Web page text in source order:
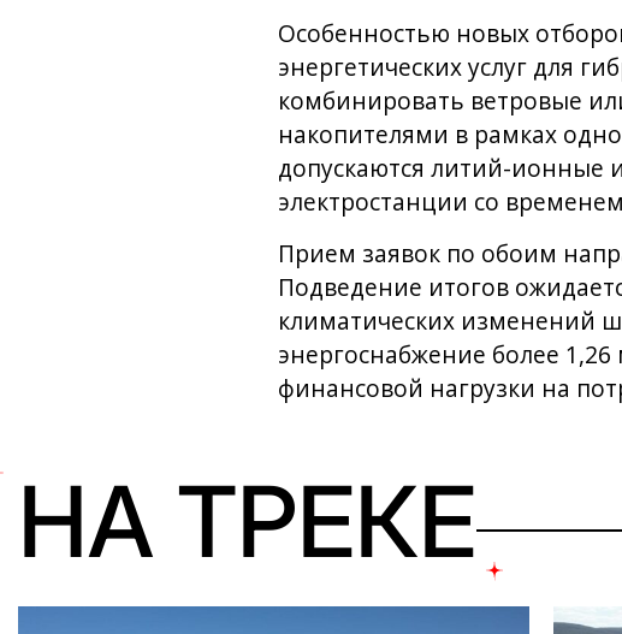
Особенностью новых
энергетических услуг для
комбинировать ветровые
накопителями в рамках
допускаются литий-ионные
электростанции со
Прием заявок по обоим
Подведение итогов
климатических изменений
энергоснабжение более
финансовой нагрузки на
НА ТРЕКЕ